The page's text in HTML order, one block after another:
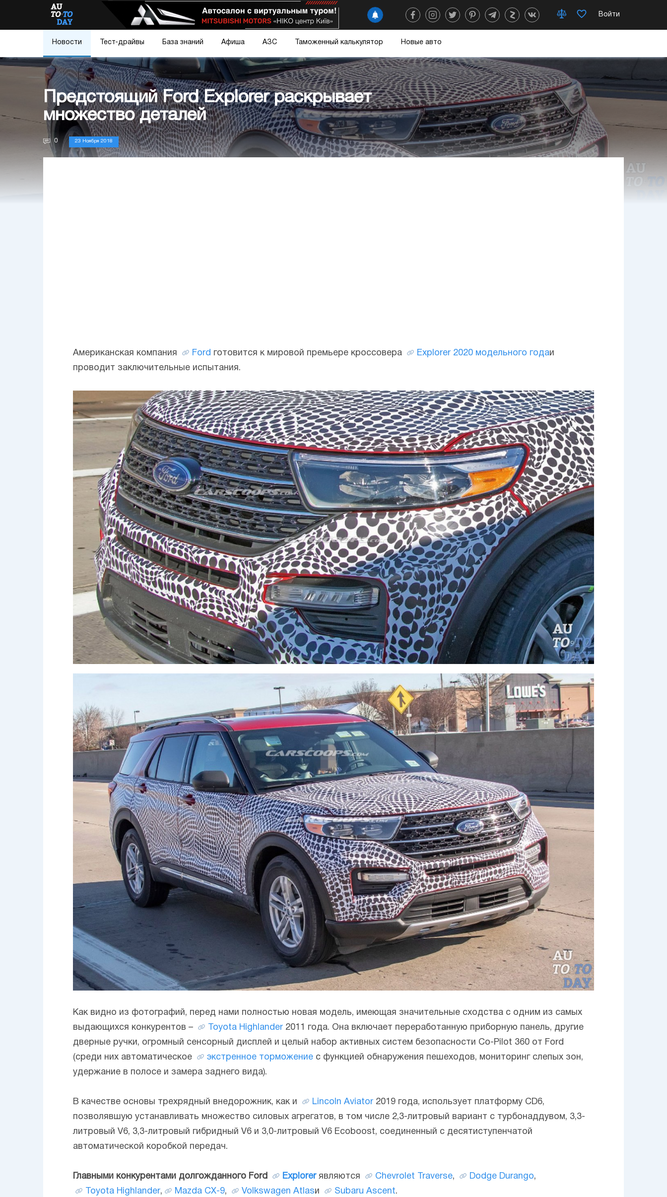
Войти
Новости Тест-драйвы База знаний Афиша АЗС Таможенный калькулятор Новые авто
Предстоящий Ford Explorer раскрывает
множество деталей
0 23 Ноября 2018
Американская компания Ford готовится к мировой премьере кроссовера Explorer 2020 модельного годаи
проводит заключительные испытания.
Как видно из фотографий, перед нами полностью новая модель, имеющая значительные сходства с одним из самых
выдающихся конкурентов –
Toyota Highlander 2011 года. Она включает переработанную приборную панель, другие
дверные ручки, огромный сенсорный дисплей и целый набор активных систем безопасности Co-Pilot 360 от Ford
(среди них автоматическое
экстренное торможение с функцией обнаружения пешеходов, мониторинг слепых зон,
удержание в полосе и замера заднего вида).
В качестве основы трехрядный внедорожник, как и Lincoln Aviator 2019 года, использует платформу CD6,
позволявшую устанавливать множество силовых агрегатов, в том числе 2,3-литровый вариант с турбонаддувом, 3,3-
литровый V6, 3,3-литровый гибридный V6 и 3,0-литровый V6 Ecoboost, соединенный с десятиступенчатой
автоматической коробкой передач.
Главными конкурентами долгожданного Ford Explorerявляются Chevrolet Traverse, Dodge Durango,
Toyota Highlander, Mazda CX-9, Volkswagen Atlasи Subaru Ascent.